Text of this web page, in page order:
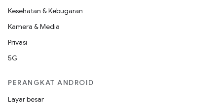
Kesehatan & Kebugaran
Kamera & Media
Privasi
5G
PERANGKAT ANDROID
Layar besar